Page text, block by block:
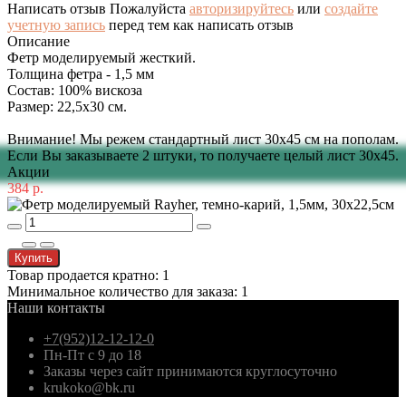
Написать отзыв Пожалуйста авторизируйтесь или создайте
учетную запись перед тем как написать отзыв
Описание
Фетр моделируемый жесткий.
Толщина фетра - 1,5 мм
Состав: 100% вискоза
Размер: 22,5х30 см.
Внимание! Мы режем стандартный лист 30х45 см на пополам.
Если Вы заказываете 2 штуки, то получаете целый лист 30х45.
Акции
384 р.
Купить
Товар продается кратно: 1
Минимальное количество для заказа: 1
Наши контакты
+7(952)12-12-12-0
Пн-Пт с 9 до 18
Заказы через сайт принимаются круглосуточно
krukoko@bk.ru